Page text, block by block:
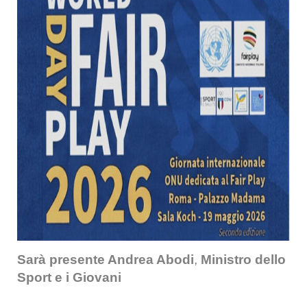
Sarà presente Andrea Abodi, Ministro dello
Sport e i Giovani